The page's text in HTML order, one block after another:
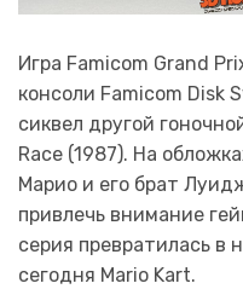
Игра Famicom Grand
консоли Famicom Disk
сиквел другой
Race (1987). На
Марио и его брат
привлечь внимание
серия превратилась в
сегодня Mario Kart.